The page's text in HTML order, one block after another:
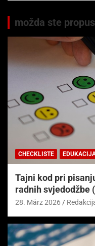
možda ste
CHECKLISTE
Tajni kod pri
radnih svjedodžbe
28. März 2026